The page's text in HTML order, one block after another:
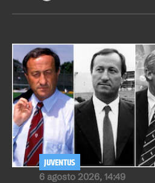
6 agosto 2026, 14:49
JUVENTUS